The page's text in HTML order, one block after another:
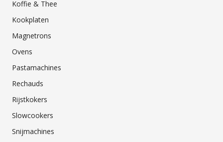
Koffie & Thee
Kookplaten
Magnetrons
Ovens
Pastamachines
Rechauds
Rijstkokers
Slowcookers
Snijmachines